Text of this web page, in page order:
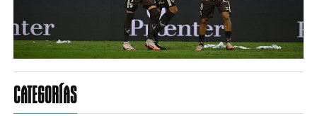
CATEGORÍAS